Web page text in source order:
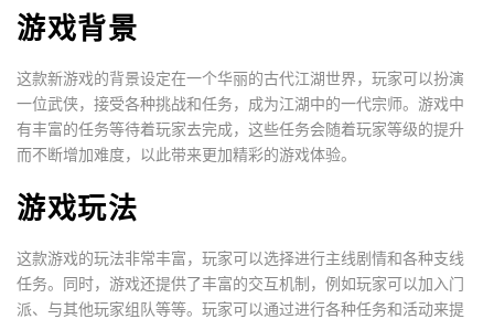
游戏背景
这款新游戏的背景设定在一个华丽的古代江湖世界，玩家可以扮演
一位武侠，接受各种挑战和任务，成为江湖中的一代宗师。游戏中
有丰富的任务等待着玩家去完成，这些任务会随着玩家等级的提升
而不断增加难度，以此带来更加精彩的游戏体验。
游戏玩法
这款游戏的玩法非常丰富，玩家可以选择进行主线剧情和各种支线
任务。同时，游戏还提供了丰富的交互机制，例如玩家可以加入门
派、与其他玩家组队等等。玩家可以通过进行各种任务和活动来提